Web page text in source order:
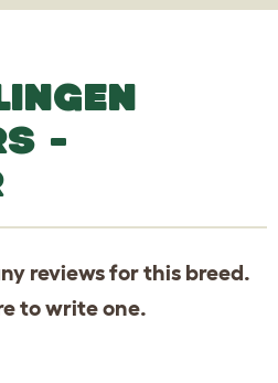
-
reviews for this breed.
to write one.